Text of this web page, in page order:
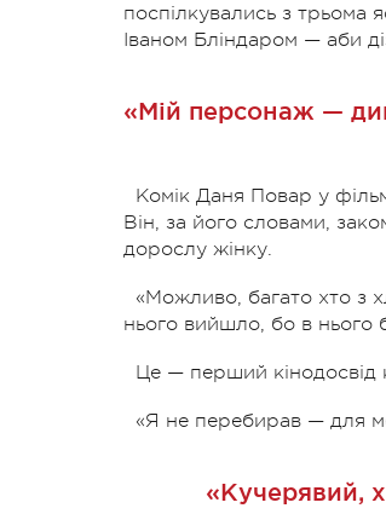
поспілкувались з трьома
Іваном Бліндаром — аби
«Мій персонаж —
Комік Даня Повар у
Він, за його словами,
дорослу жінку.
«Можливо, багато хто з
нього вийшло, бо в нього
Це — перший кінодосвід
«Я не перебирав — для
«Кучерявий,